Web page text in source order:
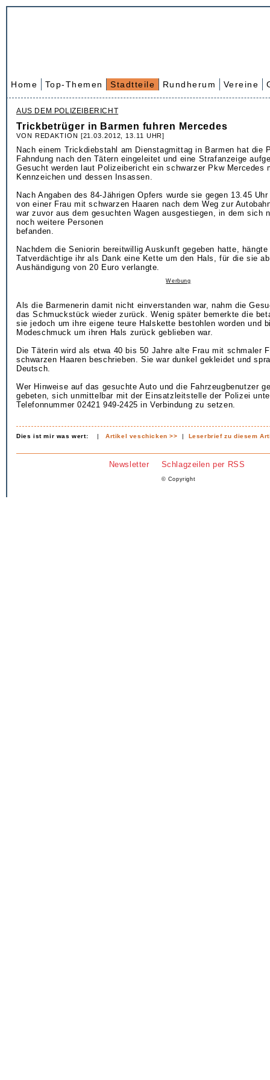
Home Top-Themen Stadtteile Rundherum Vereine
AUS DEM POLIZEIBERICHT
Trickbetrüger in Barmen fuhren Mercedes
VON REDAKTION [21.03.2012, 13.11 UHR]
Nach einem Trickdiebstahl am Dienstagmittag in Barmen hat die
Fahndung nach den Tätern eingeleitet und eine Strafanzeige
Gesucht werden laut Polizeibericht ein schwarzer Pkw Mercedes
Kennzeichen und dessen Insassen.
Nach Angaben des 84-Jährigen Opfers wurde sie gegen 13.45
von einer Frau mit schwarzen Haaren nach dem Weg zur
war zuvor aus dem gesuchten Wagen ausgestiegen, in dem sich
noch weitere Personen
befanden.
Nachdem die Seniorin bereitwillig Auskunft gegeben hatte, hängte
Tatverdächtige ihr als Dank eine Kette um den Hals, für die sie
Aushändigung von 20 Euro verlangte.
Werbung
Als die Barmenerin damit nicht einverstanden war, nahm die
das Schmuckstück wieder zurück. Wenig später bemerkte die
sie jedoch um ihre eigene teure Halskette bestohlen worden und
Modeschmuck um ihren Hals zurück geblieben war.
Die Täterin wird als etwa 40 bis 50 Jahre alte Frau mit schmaler
schwarzen Haaren beschrieben. Sie war dunkel gekleidet und
Deutsch.
Wer Hinweise auf das gesuchte Auto und die Fahrzeugbenutzer
gebeten, sich unmittelbar mit der Einsatzleitstelle der Polizei
Telefonnummer 02421 949-2425 in Verbindung zu setzen.
Dies ist mir was wert: |Artikel veschicken >> | Leserbrief zu diesem
Newsletter Schlagzeilen per RSS
© Copyright